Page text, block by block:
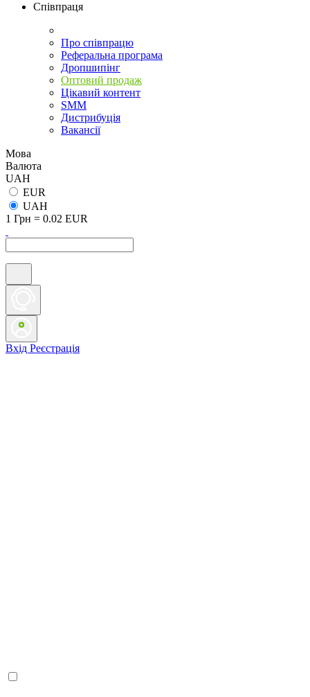
Співпраця
Про співпрацю
Реферальна програма
Дропшипінг
Оптовий продаж
Цікавий контент
SMM
Дистрибуція
Вакансії
Мова
Валюта
UAH
EUR
UAH
1 Грн = 0.02 EUR
Вхід Реєстрація